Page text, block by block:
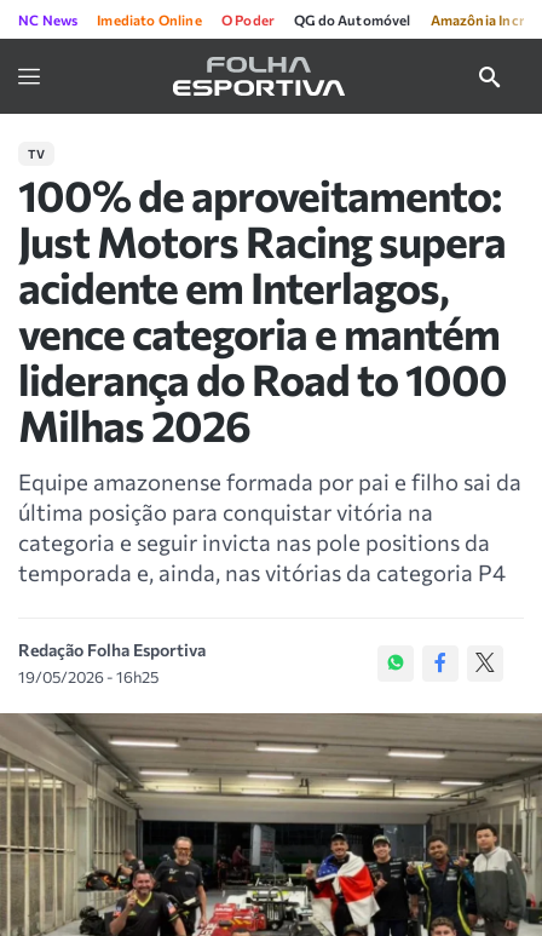
NC News Imediato Online O Poder QG do Automóvel Amazônia
TV
100% de aproveitamento:
Just Motors Racing supera
acidente em Interlagos,
vence categoria e mantém
liderança do Road to 1000
Milhas 2026
Equipe amazonense formada por pai e filho sai da
última posição para conquistar vitória na
categoria e seguir invicta nas pole positions da
temporada e, ainda, nas vitórias da categoria P4
Redação Folha Esportiva
19/05/2026 - 16h25